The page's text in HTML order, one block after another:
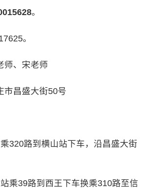
。
。
、宋老师
昌盛大街50号
路到横山站下车，沿昌盛大街
39路到西王下车换乘310路至信